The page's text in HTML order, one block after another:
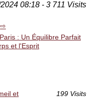
08:18 - 3 711 Visits
: Un Équilibre Parfait
et l'Esprit
et
199 Visits